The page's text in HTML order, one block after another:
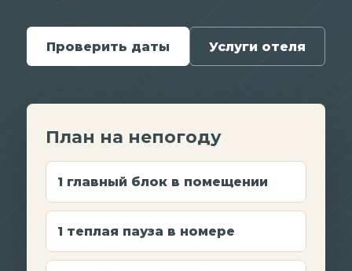
Проверить даты Услуги отеля
План на непогоду
1 главный блок в помещении
1 теплая пауза в номере